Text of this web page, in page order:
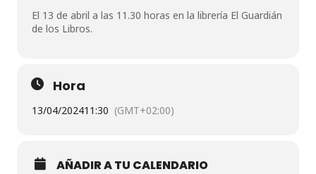
El 13 de abril a las 11.30 horas en la librería El Guardián
de los Libros.
Hora
13/04/202411:30 (GMT+02:00)
AÑADIR A TU CALENDARIO